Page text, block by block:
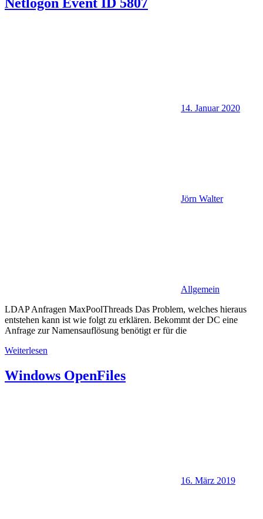
Netlogon Event ID 5807
14. Januar 2020
Jörn Walter
Allgemein
LDAP Anfragen MaxPoolThreads Das Problem, welches hieraus
entstehen kann ist wie folgt zu erklären. Bekommt der DC eine
Anfrage zur Namensauflösung benötigt er für die
Weiterlesen
Windows OpenFiles
16. März 2019